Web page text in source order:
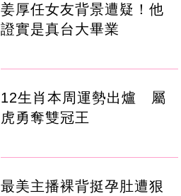
姜厚任女友背景遭疑！他
證實是真台大畢業
12生肖本周運勢出爐 屬
虎勇奪雙冠王
最美主播裸背挺孕肚遭狠